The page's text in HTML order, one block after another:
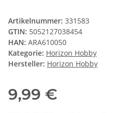
Artikelnummer: 331583
GTIN: 5052127038454
HAN: ARA610050
Kategorie: Horizon Hobby
Hersteller: Horizon Hobby
9,99 €